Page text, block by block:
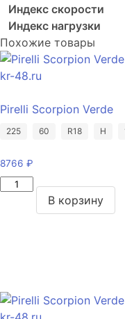
Индекс скорости
Индекс нагрузки
Похожие товары
Pirelli Scorpion Verde
225 60 R18 H
8766 ₽
Количество
H
В корзину